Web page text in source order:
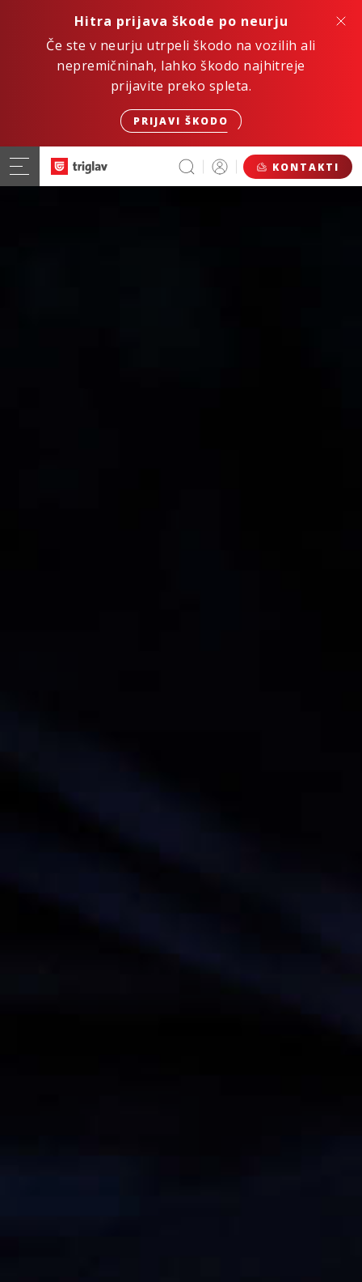
Hitra prijava škode po neurju
Če ste v neurju utrpeli škodo na vozilih ali
nepremičninah, lahko škodo najhitreje
prijavite preko spleta.
PRIJAVI ŠKODO
KONTAKTI